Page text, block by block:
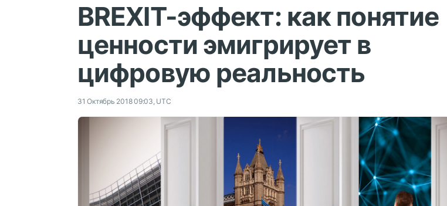
BREXIT-эффект: как понятие
ценности эмигрирует в
цифровую реальность
31 Октябрь 2018 09:03, UTC